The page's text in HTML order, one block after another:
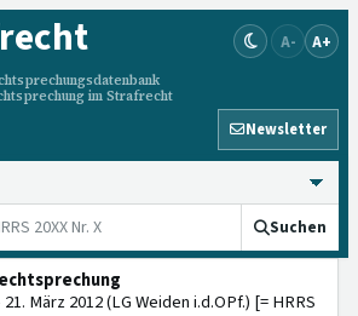
im Strafrecht
A- A+
Newsletter
Suchen
März 2012 (LG Weiden i.d.OPf.) [= HRRS